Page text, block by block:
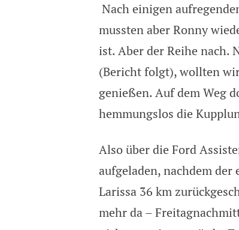
Nach einigen
mussten aber Ronny
ist. Aber der Reihe nach.
(Bericht folgt), wollten
genießen. Auf dem Weg
hemmungslos die
Also über die Ford
aufgeladen, nachdem
Larissa 36 km
mehr da –